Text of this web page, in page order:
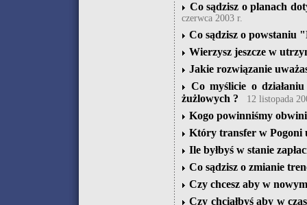
Co sądzisz o planach
czerwca 2003 r.
Co sądzisz o powstaniu
Wierzysz jeszcze w
Jakie rozwiązanie
Co myślicie o
żużlowych ?
12 listopada
Kogo powinniśmy
Który transfer w Pogoni
Ile byłbyś w stanie
Co sądzisz o zmianie
Czy chcesz aby w
Czy chciałbyś aby w